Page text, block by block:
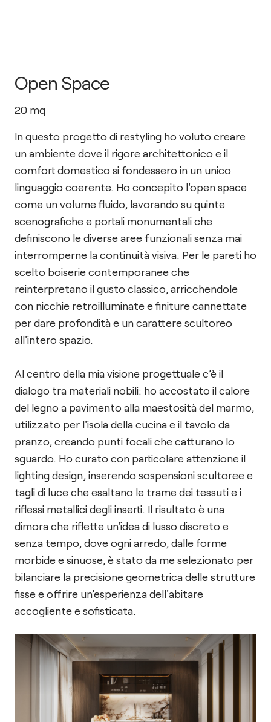
Open Space
20 mq
In questo progetto di restyling ho voluto creare
un ambiente dove il rigore architettonico e il
comfort domestico si fondessero in un unico
linguaggio coerente. Ho concepito l'open space
come un volume fluido, lavorando su quinte
scenografiche e portali monumentali che
definiscono le diverse aree funzionali senza mai
interromperne la continuità visiva. Per le pareti ho
scelto boiserie contemporanee che
reinterpretano il gusto classico, arricchendole
con nicchie retroilluminate e finiture cannettate
per dare profondità e un carattere scultoreo
all'intero spazio.
Al centro della mia visione progettuale c’è il
dialogo tra materiali nobili: ho accostato il calore
del legno a pavimento alla maestosità del marmo,
utilizzato per l'isola della cucina e il tavolo da
pranzo, creando punti focali che catturano lo
sguardo. Ho curato con particolare attenzione il
lighting design, inserendo sospensioni scultoree e
tagli di luce che esaltano le trame dei tessuti e i
riflessi metallici degli inserti. Il risultato è una
dimora che riflette un'idea di lusso discreto e
senza tempo, dove ogni arredo, dalle forme
morbide e sinuose, è stato da me selezionato per
bilanciare la precisione geometrica delle strutture
fisse e offrire un’esperienza dell'abitare
accogliente e sofisticata.